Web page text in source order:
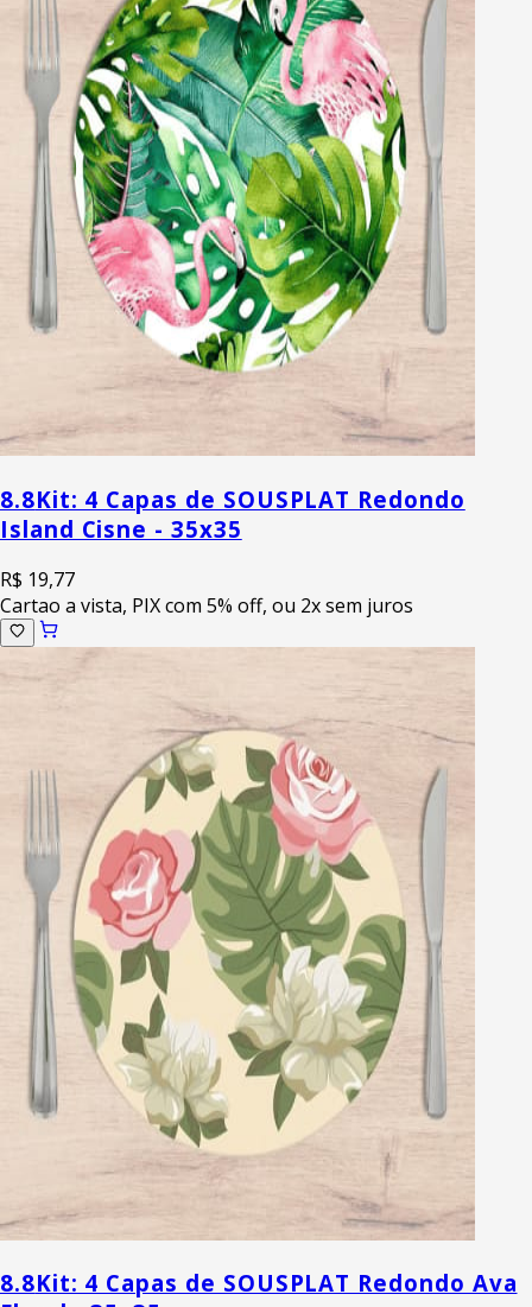
8.8Kit: 4 Capas de SOUSPLAT Redondo
Island Cisne - 35x35
R$ 19,77
Cartao a vista, PIX com 5% off, ou 2x sem juros
8.8Kit: 4 Capas de SOUSPLAT Redondo Ava